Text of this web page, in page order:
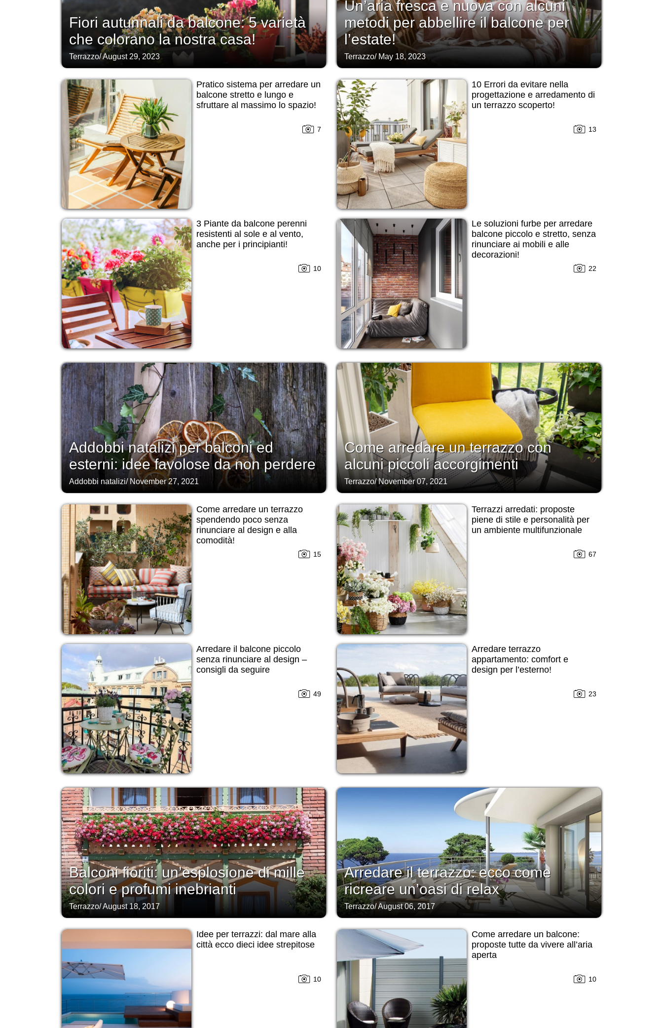
Fiori autunnali da balcone: 5 varietà
che colorano la nostra casa!
Terrazzo/August 29, 2023
Un’aria fresca e nuova con alcuni
metodi per abbellire il balcone per
l’estate!
Terrazzo/ May 18, 2023
Pratico sistema per arredare un
balcone stretto e lungo e
sfruttare al massimo lo spazio!
7
10 Errori da evitare nella
progettazione e arredamento di
un terrazzo scoperto!
13
3 Piante da balcone perenni
resistenti al sole e al vento,
anche per i principianti!
10
Le soluzioni furbe per arredare
balcone piccolo e stretto, senza
rinunciare ai mobili e alle
decorazioni!
22
Addobbi natalizi per balconi ed
esterni: idee favolose da non perdere
Addobbi natalizi/ November 27, 2021
Come arredare un terrazzo con
alcuni piccoli accorgimenti
Terrazzo/November 07, 2021
Come arredare un terrazzo
spendendo poco senza
rinunciare al design e alla
comodità!
15
Terrazzi arredati: proposte
piene di stile e personalità per
un ambiente multifunzionale
67
Arredare il balcone piccolo
senza rinunciare al design –
consigli da seguire
49
Arredare terrazzo
appartamento: comfort e
design per l’esterno!
23
Balconi fioriti: un’esplosione di mille
colori e profumi inebrianti
Terrazzo/August 18, 2017
Arredare il terrazzo: ecco come
ricreare un’oasi di relax
Terrazzo/August 06, 2017
Idee per terrazzi: dal mare alla
città ecco dieci idee strepitose
10
Come arredare un balcone:
proposte tutte da vivere all’aria
aperta
10